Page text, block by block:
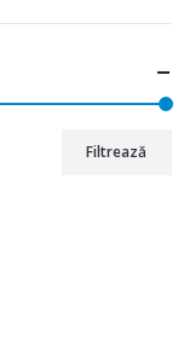
Filtrează